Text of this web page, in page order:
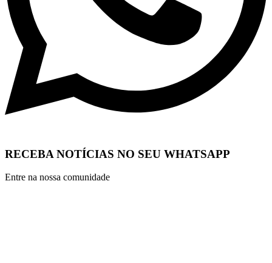
RECEBA NOTÍCIAS NO SEU WHATSAPP
Entre na nossa comunidade